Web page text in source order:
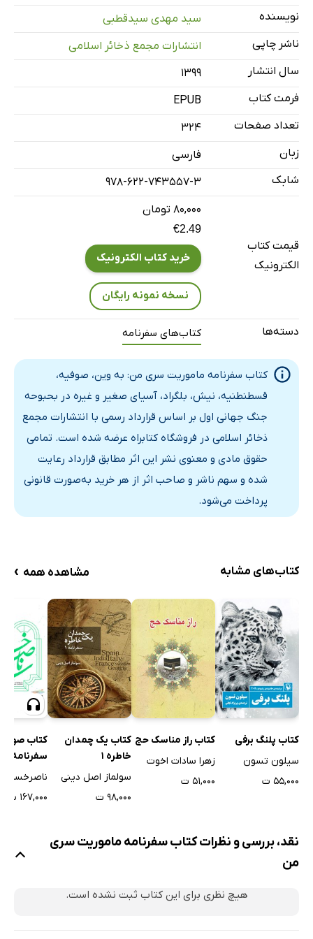
شخصی که با قیصر نهار صرف نموده
سید ضیاء و روزنامه رعد
فصل اول: مقدمه
ترسیدید؟
راجع به خودم
هنگام طلوع جنگ
شکلات فروشی
مهمترین سفر من
فصل دوم: وین در موقع جنگ
کله عمال رسمی آلمان
مراجعت به سرحد
ورود به وین
هفرات مهربان
تنفر نسبت به انگلیسیان
یک شهر بی سر و صدا
زحمات و مشقات
تلفات هراس‌آور اتریش
فوج بدبخت بیست و هشتم
آقای وو در وین
انگلیسیان محبوس
فصل سوم: در بالکان
من از وین می‌روم
بخارست خوش و خرم
تدبیرات آلمانی
ضررهای جنگ
آلمانی ناقلا
نویسنده
سید مهدی سیدقطبی
ناشر چاپی
انتشارات مجمع ذخائر اسلامی
سال انتشار
۱۳۹۹
فرمت کتاب
EPUB
تعداد صفحات
324
زبان
فارسی
شابک
978-622-743557-3
قیمت کتاب
الکترونیک
۸۰,۰۰۰ تومان
€2.49
خرید کتاب الکترونیک
نسخه نمونه رایگان
دسته‌ها کتاب‌های سفرنامه
کتاب سفرنامه ماموریت سری من: به وین، صوفیه،
قسطنطنیه، نیش، بلگراد، آسیای صغیر و غیره در بحبوحه
جنگ جهانی اول بر اساس قرارداد رسمی با انتشارات مجمع
ذخائر اسلامی در فروشگاه کتابراه عرضه شده است. تمامی
حقوق مادی و معنوی نشر این اثر مطابق قرارداد رعایت
شده و سهم ناشر و صاحب اثر از هر خرید به‌صورت قانونی
پرداخت می‌شود.
کتاب‌های مشابه مشاهده همه ›
کتاب پلنگ برفی
سیلون تسون
۵۵,۰۰۰ ت
کتاب راز مناسک حج
زهرا سادات اخوت
۵۱,۰۰۰ ت
کتاب یک چمدان
خاطره 1
سولماز اصل دینی
۹۸,۰۰۰ ت
کتاب صوتی
سفرنامه
ناصرخسرو
۱۶۷,۰۰۰ ت
نقد، بررسی و نظرات کتاب سفرنامه ماموریت سری
من
هیچ نظری برای این کتاب ثبت نشده است.